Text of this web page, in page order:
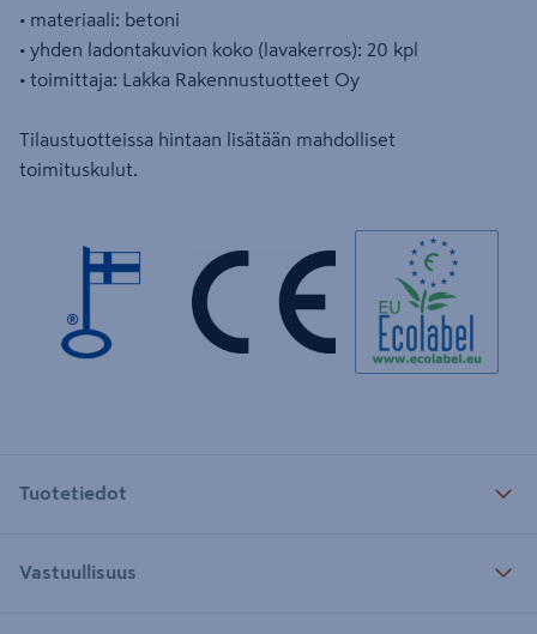
• materiaali: betoni
• yhden ladontakuvion koko (lavakerros): 20 kpl
• toimittaja: Lakka Rakennustuotteet Oy
Tilaustuotteissa hintaan lisätään mahdolliset
toimituskulut.
Tuotetiedot
Vastuullisuus